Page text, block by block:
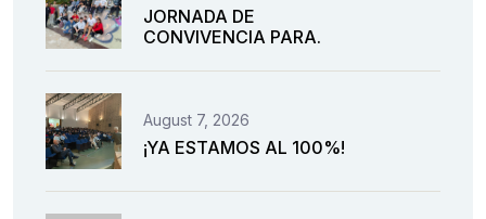
JORNADA DE
CONVIVENCIA PARA.
August 7, 2026
¡YA ESTAMOS AL 100%!